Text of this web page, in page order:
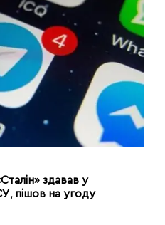
здавав у
пішов на угоду